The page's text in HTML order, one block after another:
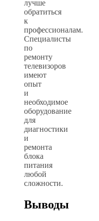
лучше
обратиться
к
профессионалам.
Специалисты
по
ремонту
телевизоров
имеют
опыт
и
необходимое
оборудование
для
диагностики
и
ремонта
блока
питания
любой
сложности.
Выводы